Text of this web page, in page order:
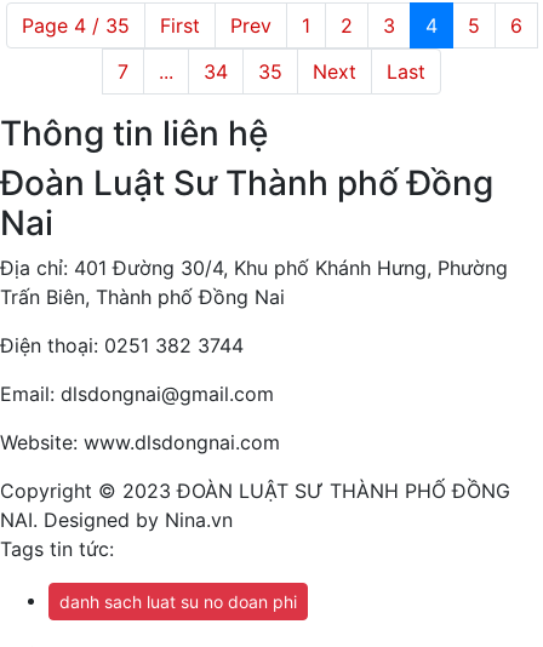
Page 4 / 35 First Prev 1 2 3 4 5
6
7
... 34 35 Next Last
Thông tin liên hệ
Đoàn Luật Sư Thành phố Đồng
Nai
Địa chỉ: 401 Đường 30/4, Khu phố Khánh Hưng, Phường
Trấn Biên, Thành phố Đồng Nai
Điện thoại: 0251 382 3744
Email: dlsdongnai@gmail.com
Website: www.dlsdongnai.com
Copyright © 2023 ĐOÀN LUẬT SƯ THÀNH PHỐ ĐỒNG
NAI. Designed by Nina.vn
Tags tin tức:
danh sach luat su no doan phi